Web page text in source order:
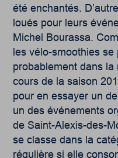
été enchantés.
loués pour leurs
Michel Bourassa.
les vélo-smoothies se
probablement dans
cours de la saison
pour en essayer un
un des événements
de Saint-Alexis-des-
se classe dans la
régulière si elle